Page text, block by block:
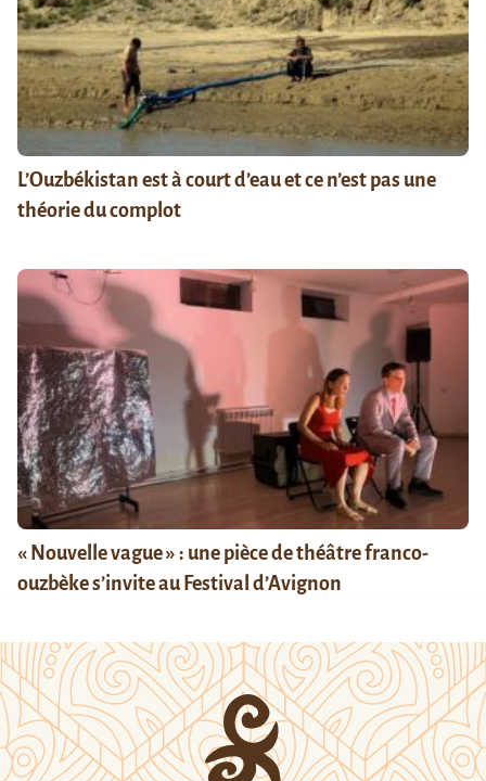
L’Ouzbékistan est à court d’eau et ce n’est pas une
théorie du complot
« Nouvelle vague » : une pièce de théâtre franco-
ouzbèke s’invite au Festival d’Avignon